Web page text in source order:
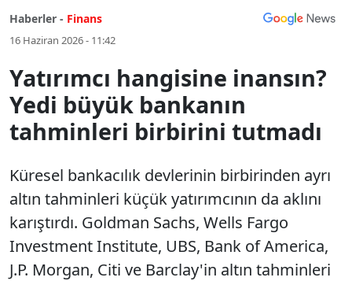
Haberler - Finans
16 Haziran 2026 - 11:42
Yatırımcı hangisine inansın?
Yedi büyük bankanın
tahminleri birbirini tutmadı
Küresel bankacılık devlerinin birbirinden ayrı
altın tahminleri küçük yatırımcının da aklını
karıştırdı. Goldman Sachs, Wells Fargo
Investment Institute, UBS, Bank of America,
J.P. Morgan, Citi ve Barclay'in altın tahminleri